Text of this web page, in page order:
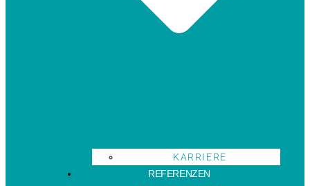
KARRIERE
REFERENZEN